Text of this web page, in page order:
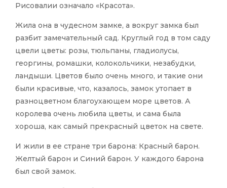
Рисовалии означало «Красота».
Жила она в чудесном замке, а вокруг замка был
разбит замечательный сад. Круглый год в том саду
цвели цветы: розы, тюльпаны, гладиолусы,
георгины, ромашки, колокольчики, незабудки,
ландыши. Цветов было очень много, и такие они
были красивые, что, казалось, замок утопает в
разноцветном благоухающем море цветов. А
королева очень любила цветы, и сама была
хороша, как самый прекрасный цветок на свете.
И жили в ее стране три барона: Красный барон.
Желтый барон и Синий барон. У каждого барона
был свой замок.